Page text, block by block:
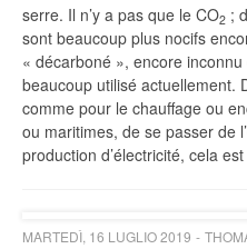
serre. Il n’y a pas que le CO2 ;
sont beaucoup plus nocifs
« décarboné », encore
beaucoup utilisé actuellement.
comme pour le chauffage ou
ou maritimes, de se passer de
production d’électricité, cela
MARTEDÌ, 16 LUGLIO 2019